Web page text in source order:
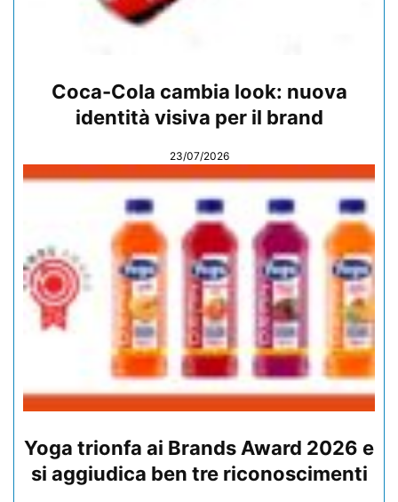
Coca-Cola cambia look: nuova
identità visiva per il brand
23/07/2026
Yoga trionfa ai Brands Award 2026 e
si aggiudica ben tre riconoscimenti